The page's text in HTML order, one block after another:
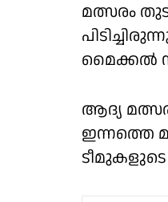
മത്സരം
മൈക്കല്‍
ആദ്യ
ഇന്നത്തെ
ടീമുകളുടെ